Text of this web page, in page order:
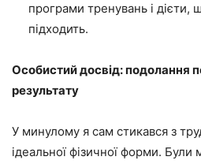
програми тренувань і
підходить.
Особистий досвід: подолання
результату
У минулому я сам стикався з
ідеальної фізичної форми.